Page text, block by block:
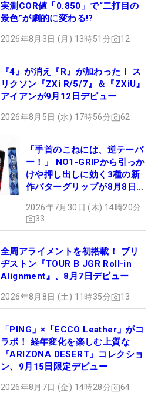
実測COR値「0.850」で“二打目の
景色”が劇的に変わる!?
2026年8月3日 (月) 13時51分 12
『4』が消え『R』が加わった！ ス
リクソン『ZXi R/5/7』＆『ZXiU』
アイアンが9月12日デビュー
2026年8月5日 (水) 17時56分 62
「手首のこねには、逆テーパ
ー！」 NO1-GRIPから引っか
けや押し出しに効く3種の新
作パターグリップが8月8日デ
2026年7月30日 (木) 14時20分
33
全周アライメントを初搭載！ ブリ
ヂストン『TOUR B JGR Roll-in
Alignment』、8月7日デビュー
2026年8月8日 (土) 11時35分 13
「PING」×「ECCO Leather」がコ
ラボ！ 経年変化を楽しむ上質な
『ARIZONA DESERT』コレクショ
ン、9月15日限定デビュー
2026年8月7日 (金) 14時28分 64